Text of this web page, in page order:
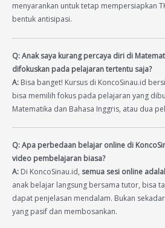
menyarankan untuk tetap mempersiapkan
bentuk antisipasi.
Q: Anak saya kurang percaya diri di
difokuskan pada pelajaran tertentu saja?
A: Bisa banget! Kursus di KoncoSinau.id
bisa memilih fokus pada pelajaran yang
Matematika dan Bahasa Inggris, atau dua
Q: Apa perbedaan belajar online di
video pembelajaran biasa?
A: Di KoncoSinau.id, semua sesi online
anak belajar langsung bersama tutor, bisa
dapat penjelasan mendalam. Bukan
yang pasif dan membosankan.